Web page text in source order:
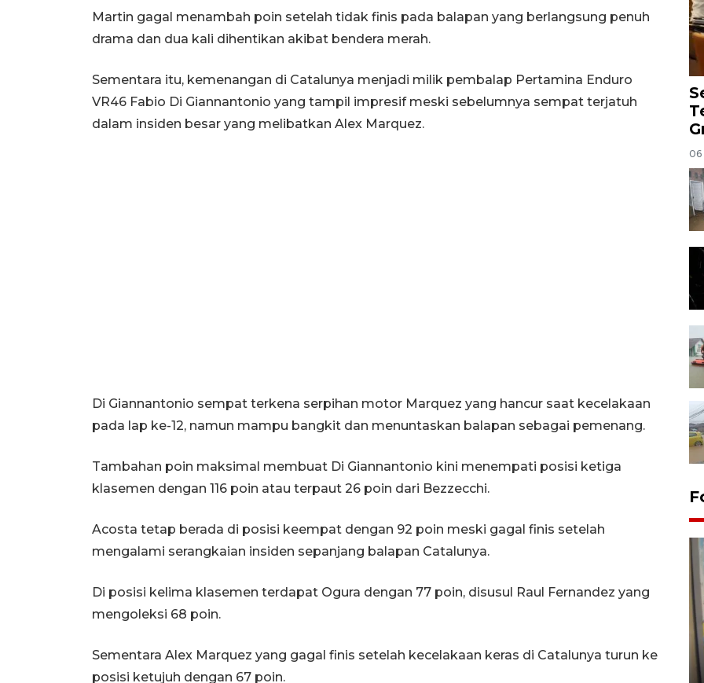
Martin gagal menambah poin setelah tidak finis pada balapan yang berlangsung penuh
drama dan dua kali dihentikan akibat bendera merah.
Sementara itu, kemenangan di Catalunya menjadi milik pembalap Pertamina Enduro
VR46 Fabio Di Giannantonio yang tampil impresif meski sebelumnya sempat terjatuh
dalam insiden besar yang melibatkan Alex Marquez.
Di Giannantonio sempat terkena serpihan motor Marquez yang hancur saat kecelakaan
pada lap ke-12, namun mampu bangkit dan menuntaskan balapan sebagai pemenang.
Tambahan poin maksimal membuat Di Giannantonio kini menempati posisi ketiga
klasemen dengan 116 poin atau terpaut 26 poin dari Bezzecchi.
Acosta tetap berada di posisi keempat dengan 92 poin meski gagal finis setelah
mengalami serangkaian insiden sepanjang balapan Catalunya.
Di posisi kelima klasemen terdapat Ogura dengan 77 poin, disusul Raul Fernandez yang
mengoleksi 68 poin.
Sementara Alex Marquez yang gagal finis setelah kecelakaan keras di Catalunya turun ke
posisi ketujuh dengan 67 poin.
06
Kopdes Merah Putih di